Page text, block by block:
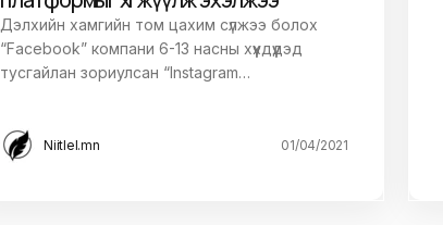
Дэлхийн хамгийн том цахим сүлжээ болох
“Facebook” компани 6-13 насны хүүхдүүдэд
тусгайлан зориулсан “Instagram…
Niitlel.mn 01/04/2021